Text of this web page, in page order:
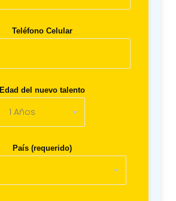
Teléfono Celular
Edad del nuevo talento
País (requerido)